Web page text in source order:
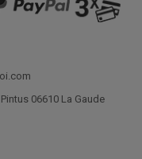
06610 La Gaude